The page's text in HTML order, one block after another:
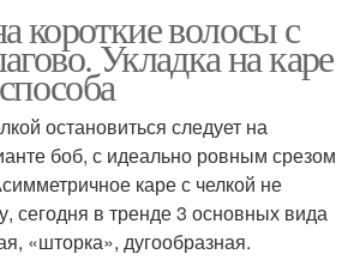
короткие волосы с
Укладка на каре
остановиться следует на
боб, с идеально ровным срезом
каре с челкой не
сегодня в тренде 3 основных вида
«шторка», дугообразная.